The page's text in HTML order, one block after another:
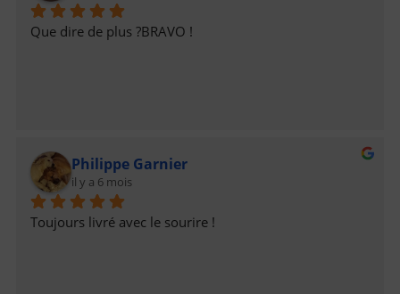
Que dire de plus ?BRAVO !
Philippe Garnier
il y a 6 mois
Toujours livré avec le sourire !